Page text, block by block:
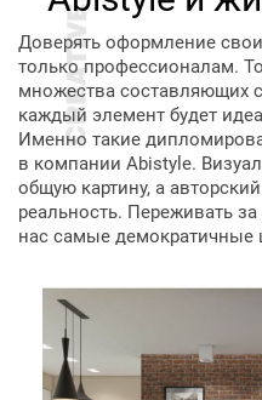
Доверять оформление
только профессионалам.
множества составляющих
каждый элемент будет
Именно такие
в компании Abistyle.
общую картину, а
реальность. Переживать
нас самые демократичные